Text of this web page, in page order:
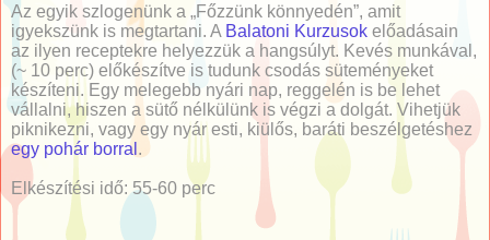
Az egyik szlogenünk a „Főzzünk könnyedén”, amit
igyekszünk is megtartani. A Balatoni Kurzusok előadásain
az ilyen receptekre helyezzük a hangsúlyt. Kevés munkával,
(~ 10 perc) előkészítve is tudunk csodás süteményeket
készíteni. Egy melegebb nyári nap, reggelén is be lehet
vállalni, hiszen a sütő nélkülünk is végzi a dolgát. Vihetjük
piknikezni, vagy egy nyár esti, kiülős, baráti beszélgetéshez
egy pohár borral .
Elkészítési idő: 55-60 perc